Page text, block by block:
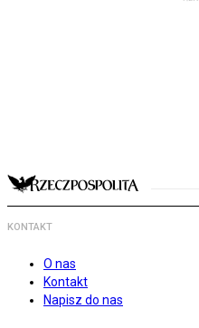
KONTAKT
O nas
Kontakt
Napisz do nas